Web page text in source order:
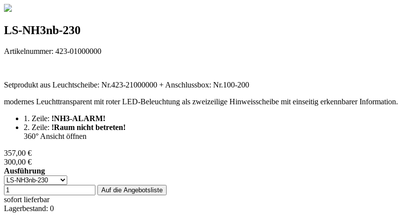
LS-NH3nb-230
Artikelnummer: 423-01000000
Setprodukt aus Leuchtscheibe: Nr.423-21000000 + Anschlussbox: Nr.100-200
modernes Leuchttransparent mit roter LED-Beleuchtung als zweizeilige Hinweisscheibe mit einseitig erkennbarer Information.
1. Zeile: !NH3-ALARM!
2. Zeile: !Raum nicht betreten!
360° Ansicht öffnen
357,00 €
300,00 €
Ausführung
sofort lieferbar
Lagerbestand: 0